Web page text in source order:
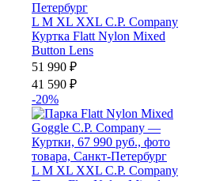
L M XL XXL C.P. Company
Куртка Flatt Nylon Mixed
Button Lens
51 990 ₽
41 590 ₽
-20%
L M XL XXL C.P. Company